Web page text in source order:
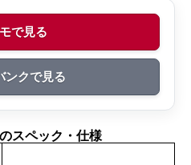
で見る
ンクで見る
スペック・仕様